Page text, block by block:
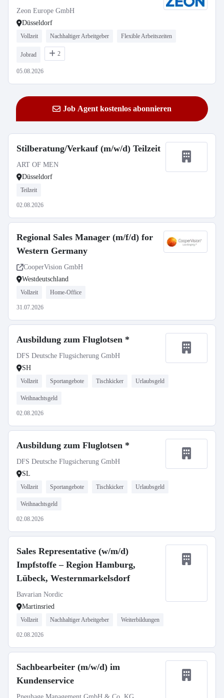
Zeon Europe GmbH
Düsseldorf
Vollzeit Nachhaltiger Arbeitgeber Flexible Arbeitszeiten
Jobrad 2
05.08.2026
Job Agent kostenlos abonnieren
Stilberatung/Verkauf (m/w/d) Teilzeit
ART OF MEN
Düsseldorf
Teilzeit
02.08.2026
Regional Sales Manager (m/f/d) for
Western Germany
CooperVision GmbH
Westdeutschland
Vollzeit Home-Office
31.07.2026
Ausbildung zum Fluglotsen *
DFS Deutsche Flugsicherung GmbH
SH
Vollzeit Sportangebote Tischkicker Urlaubsgeld
Weihnachtsgeld
02.08.2026
Ausbildung zum Fluglotsen *
DFS Deutsche Flugsicherung GmbH
SL
Vollzeit Sportangebote Tischkicker Urlaubsgeld
Weihnachtsgeld
02.08.2026
Sales Representative (w/m/d)
Impfstoffe – Region Hamburg,
Lübeck, Westernmarkelsdorf
Bavarian Nordic
Martinsried
Vollzeit Nachhaltiger Arbeitgeber Weiterbildungen
02.08.2026
Sachbearbeiter (m/w/d) im
Kundenservice